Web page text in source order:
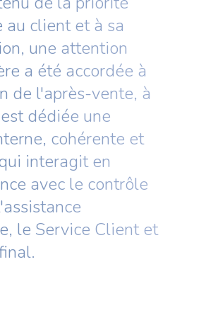
au client et à sa
une attention
a été accordée à
de l'après-vente, à
dédiée une
cohérente et
interagit en
avec le contrôle
le Service Client et